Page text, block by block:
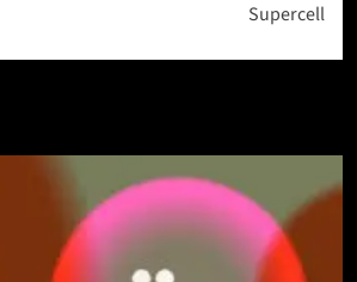
Supercell